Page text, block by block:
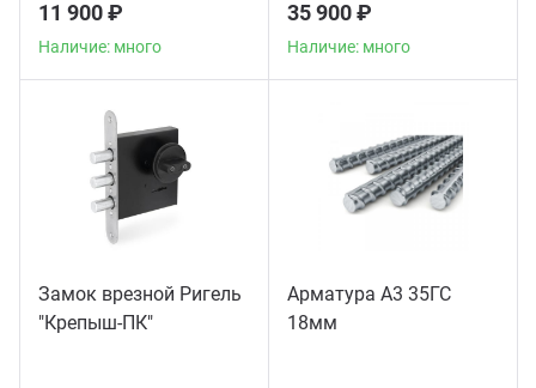
11 900 ₽
Наличие: много
35 900 ₽
Наличие: много
Замок врезной Ригель
"Крепыш-ПК"
Арматура А3 35ГС
18мм